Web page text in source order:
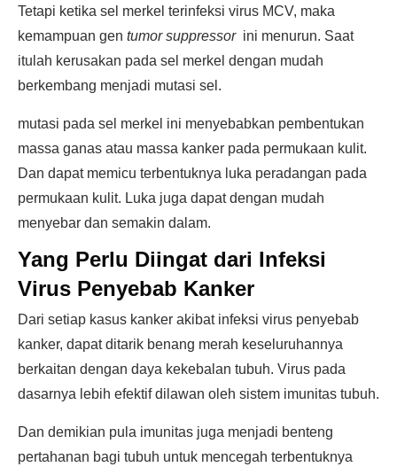
Tetapi ketika sel merkel terinfeksi virus MCV, maka
kemampuan gen tumor suppressor ini menurun. Saat
itulah kerusakan pada sel merkel dengan mudah
berkembang menjadi mutasi sel.
mutasi pada sel merkel ini menyebabkan pembentukan
massa ganas atau massa kanker pada permukaan kulit.
Dan dapat memicu terbentuknya luka peradangan pada
permukaan kulit. Luka juga dapat dengan mudah
menyebar dan semakin dalam.
Yang Perlu Diingat dari Infeksi
Virus Penyebab Kanker
Dari setiap kasus kanker akibat infeksi virus penyebab
kanker, dapat ditarik benang merah keseluruhannya
berkaitan dengan daya kekebalan tubuh. Virus pada
dasarnya lebih efektif dilawan oleh sistem imunitas tubuh.
Dan demikian pula imunitas juga menjadi benteng
pertahanan bagi tubuh untuk mencegah terbentuknya